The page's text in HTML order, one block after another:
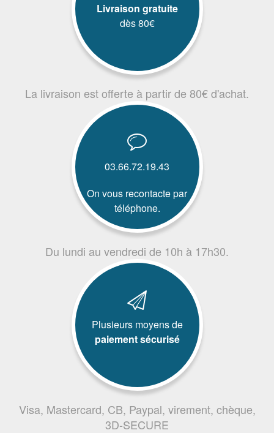
Livraison gratuite
dès 80€
La livraison est offerte à partir de 80€ d'achat.
03.66.72.19.43
On vous recontacte par
téléphone.
Du lundi au vendredi de 10h à 17h30.
Plusieurs moyens de
paiement sécurisé
Visa, Mastercard, CB, Paypal, virement, chèque,
3D-SECURE